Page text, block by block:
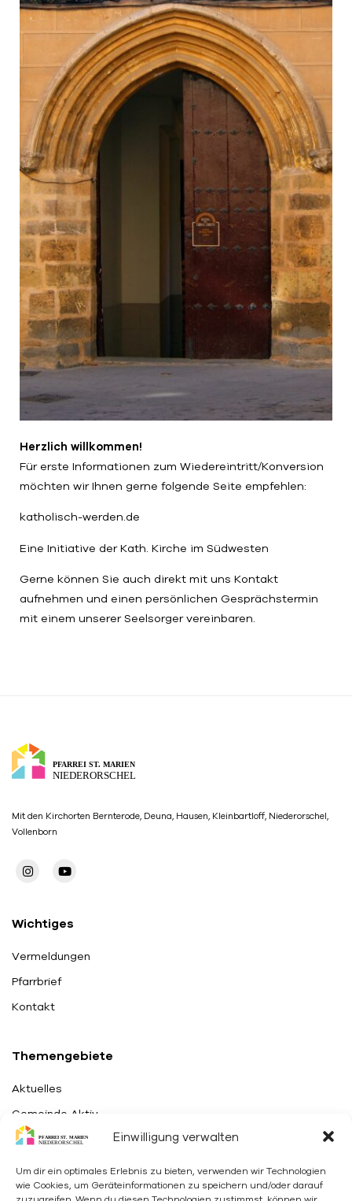
Einwilligung verwalten
Um dir ein optimales Erlebnis zu bieten, verwenden wir Technologien
wie Cookies, um Geräteinformationen zu speichern und/oder darauf
Herzlich willkommen!
Für erste Informationen zum Wiedereintritt/Konversion
möchten wir Ihnen gerne folgende Seite empfehlen:
katholisch-werden.de
Eine Initiative der Kath. Kirche im Südwesten
Gerne können Sie auch direkt mit uns Kontakt
aufnehmen und einen persönlichen Gesprächstermin
mit einem unserer Seelsorger vereinbaren.
Mit den Kirchorten Bernterode, Deuna, Hausen, Kleinbartloff, Niederorschel,
Vollenborn
Wichtiges
Vermeldungen
Pfarrbrief
Kontakt
Themengebiete
Aktuelles
Gemeinde Aktiv
Glauben feiern
Pfarrei